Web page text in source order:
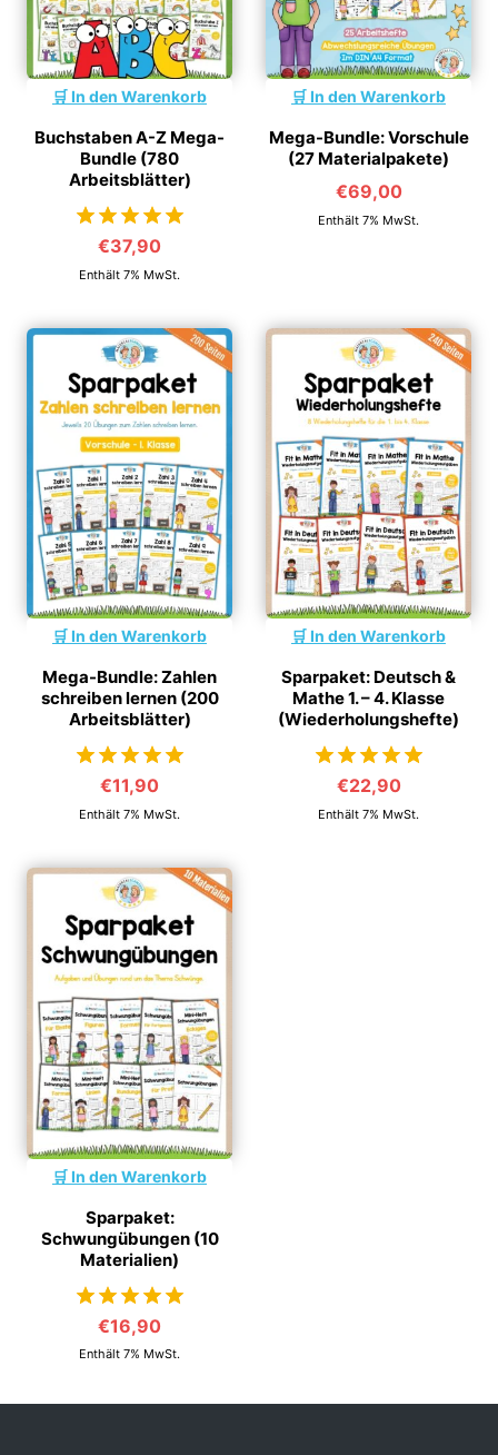
In den Warenkorb
Buchstaben A-Z Mega-
Bundle (780
Arbeitsblätter)
von 5
€37,90
Enthält 7% MwSt.
In den Warenkorb
Mega-Bundle: Vorschule
(27 Materialpakete)
€69,00
Enthält 7% MwSt.
In den Warenkorb
Mega-Bundle: Zahlen
schreiben lernen (200
Arbeitsblätter)
von 5
€11,90
Enthält 7% MwSt.
In den Warenkorb
Sparpaket: Deutsch &
Mathe 1. – 4. Klasse
(Wiederholungshefte)
von 5
€22,90
Enthält 7% MwSt.
In den Warenkorb
Sparpaket:
Schwungübungen (10
Materialien)
von 5
€16,90
Enthält 7% MwSt.